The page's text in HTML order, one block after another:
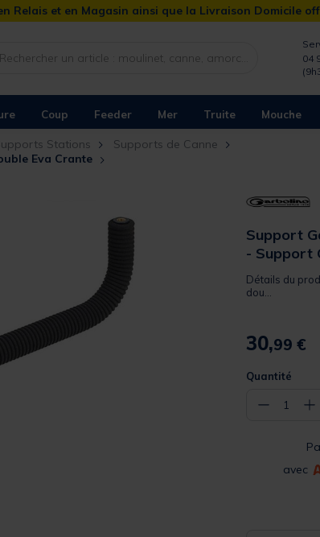
Relais et en Magasin ainsi que la Livraison Domicile
04
Coup Feeder Mer Truite Mouche
Stations
Supports de Canne
Eva Crante
Support
- Support
Détails du
dou...
30,99 €
Quantité
− 1 +
avec